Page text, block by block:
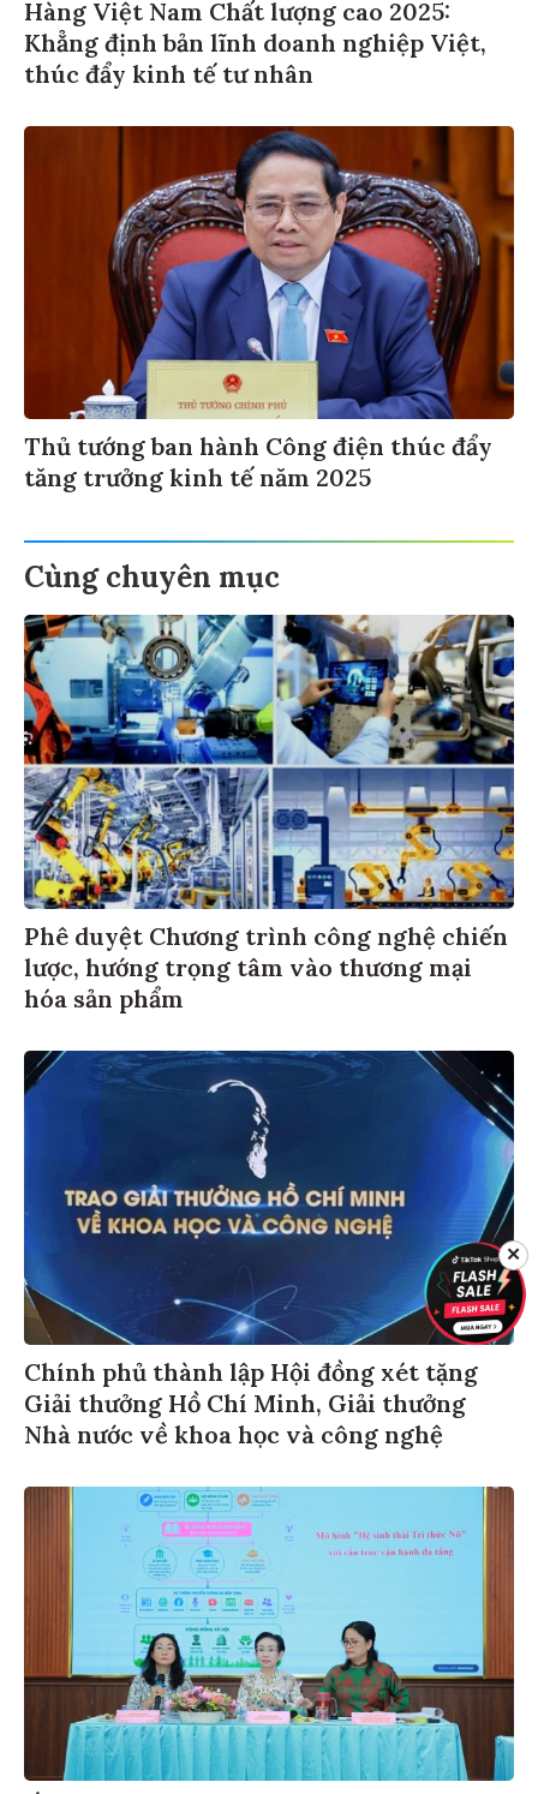
Hàng Việt Nam Chất lượng cao 2025:
Khẳng định bản lĩnh doanh nghiệp Việt,
thúc đẩy kinh tế tư nhân
Thủ tướng ban hành Công điện thúc đẩy
tăng trưởng kinh tế năm 2025
Cùng chuyên mục
Phê duyệt Chương trình công nghệ chiến
lược, hướng trọng tâm vào thương mại
hóa sản phẩm
Chính phủ thành lập Hội đồng xét tặng
Giải thưởng Hồ Chí Minh, Giải thưởng
Nhà nước về khoa học và công nghệ
✕